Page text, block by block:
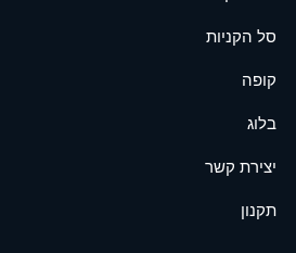
סל הקניות
קופה
בלוג
יצירת קשר
תקנון